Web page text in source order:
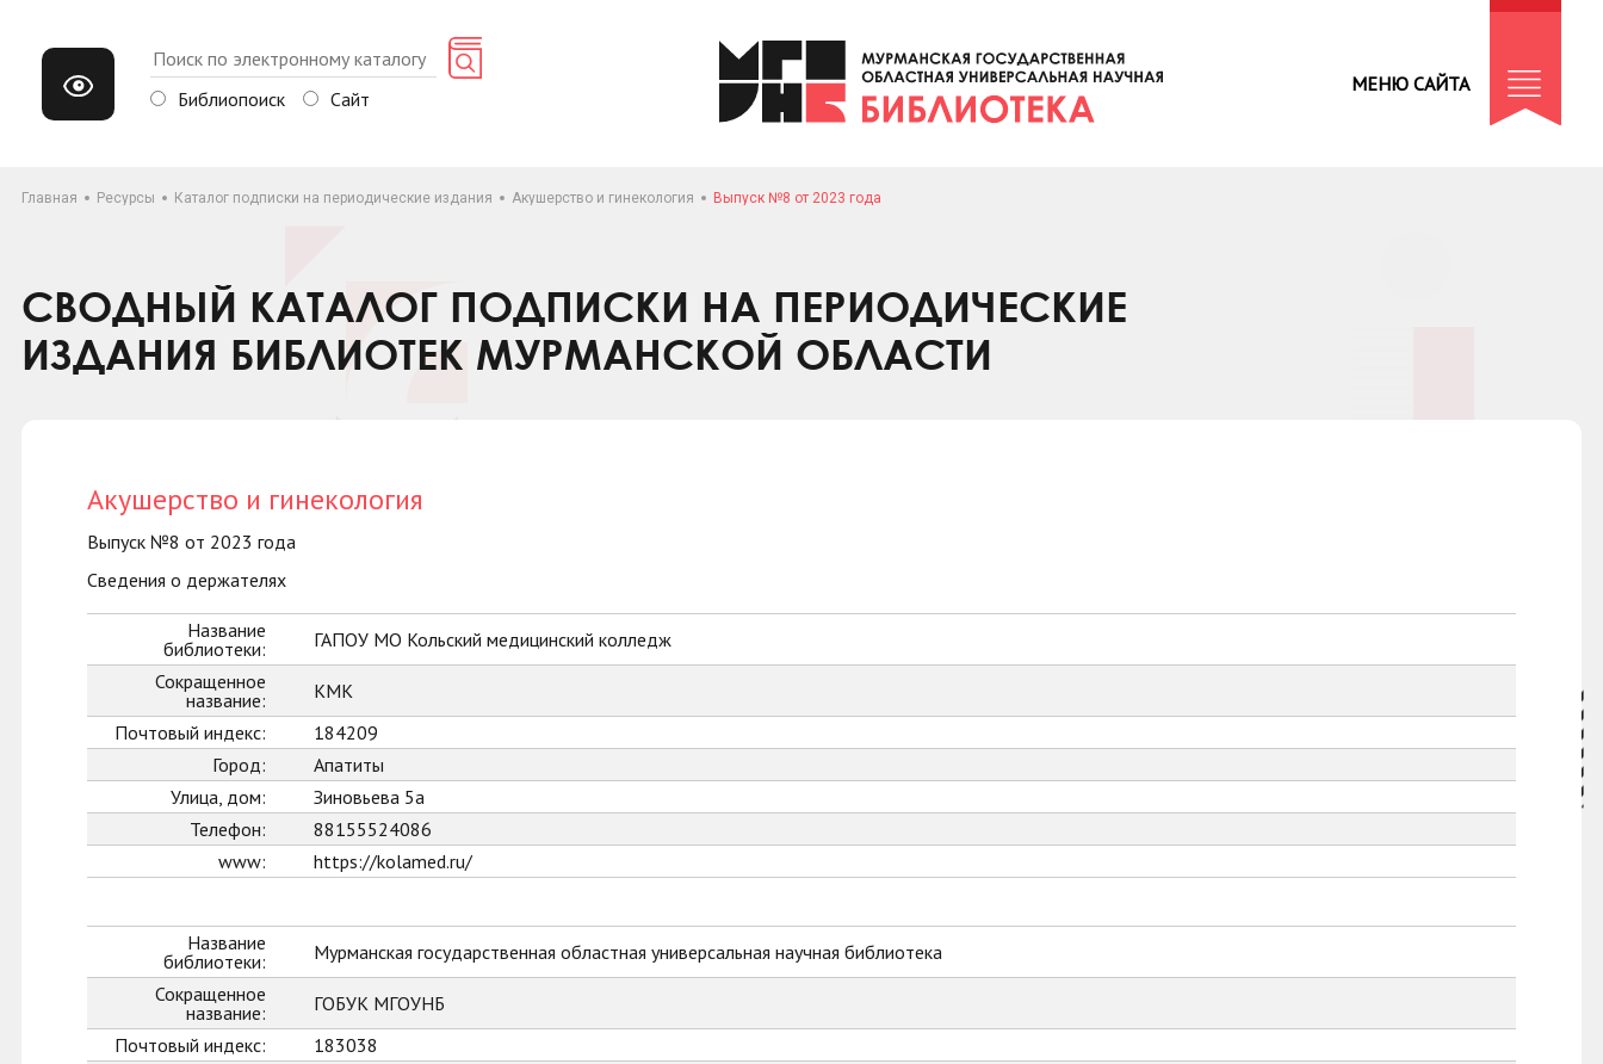
Библиопоиск Сайт
МЕНЮ САЙТА
Главная Ресурсы Каталог подписки на периодические издания Акушерство и гинекология Выпуск №8 от 2023 года
СВОДНЫЙ КАТАЛОГ ПОДПИСКИ НА ПЕРИОДИЧЕСКИЕ
ИЗДАНИЯ БИБЛИОТЕК МУРМАНСКОЙ ОБЛАСТИ
Акушерство и гинекология
Выпуск №8 от 2023 года
Сведения о держателях
Название
библиотеки:
ГАПОУ МО Кольский медицинский колледж
Сокращенное
название:
КМК
Почтовый индекс:
184209
Город:
Апатиты
Улица, дом:
Зиновьева 5а
Телефон:
88155524086
www:
https://kolamed.ru/
Название
библиотеки:
Мурманская государственная областная универсальная научная библиотека
Сокращенное
название:
ГОБУК МГОУНБ
Почтовый индекс:
183038